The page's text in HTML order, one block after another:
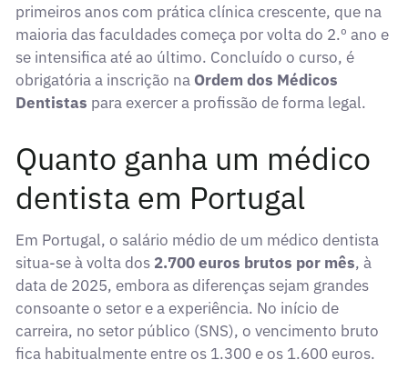
primeiros anos com prática clínica crescente, que na
maioria das faculdades começa por volta do 2.º ano e
se intensifica até ao último. Concluído o curso, é
obrigatória a inscrição na Ordem dos Médicos
Dentistas para exercer a profissão de forma legal.
Quanto ganha um médico
dentista em Portugal
Em Portugal, o salário médio de um médico dentista
situa-se à volta dos 2.700 euros brutos por mês, à
data de 2025, embora as diferenças sejam grandes
consoante o setor e a experiência. No início de
carreira, no setor público (SNS), o vencimento bruto
fica habitualmente entre os 1.300 e os 1.600 euros.